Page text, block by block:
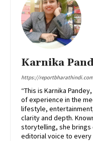
Karnika
https://
“This is Karnika
of experience in the
lifestyle,
clarity and depth.
storytelling, she brings
editorial voice to every